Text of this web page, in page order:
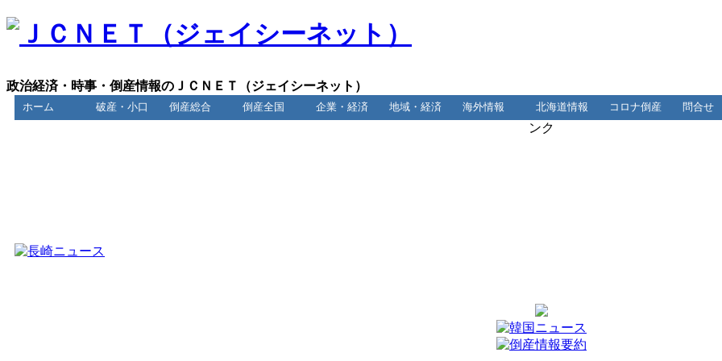
政治経済・時事・倒産情報のＪＣＮＥＴ（ジェイシーネット）
ホーム 破産・小口 倒産総合 倒産全国 企業・経済 地域・経済 海外情報 北海道情報 コロナ倒産 問合せ
ンク